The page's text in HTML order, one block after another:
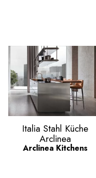
Vorschau
Italia Stahl Küche
Arclinea
Arclinea Kitchens